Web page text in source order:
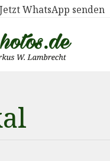
Jetzt WhatsApp senden